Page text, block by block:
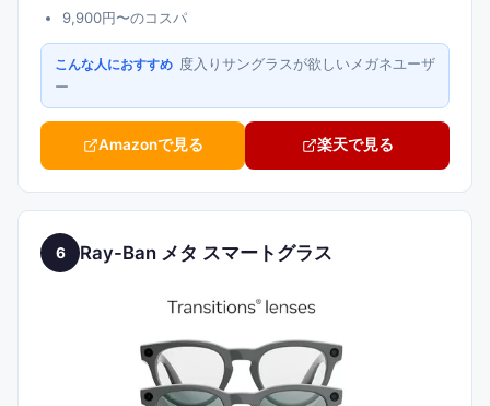
9,900円〜のコスパ
こんな人におすすめ 度入りサングラスが欲しいメガネユーザ
ー
Amazonで見る 楽天で見る
6 Ray-Ban メタ スマートグラス